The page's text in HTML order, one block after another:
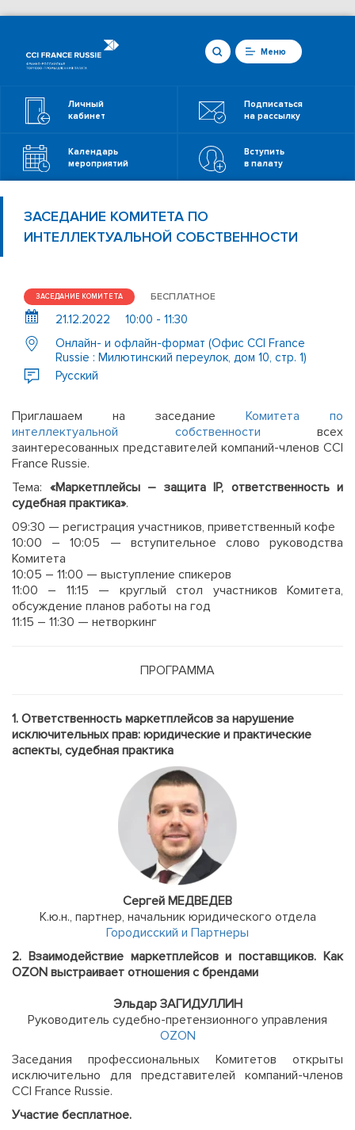
Меню
Личный
кабинет
Подписаться
на рассылку
Календарь
мероприятий
Вступить
в палату
ЗАСЕДАНИЕ КОМИТЕТА ПО
ИНТЕЛЛЕКТУАЛЬНОЙ СОБСТВЕННОСТИ
ЗАСЕДАНИЕ КОМИТЕТА БЕСПЛАТНОЕ
21.12.2022
10:00 - 11:30
Онлайн- и офлайн-формат (Офис CCI France
Russie : Милютинский переулок, дом 10, стр. 1)
Русский
Приглашаем на заседание Комитета по
интеллектуальной собственности всех
заинтересованных представителей компаний-членов CCI
France Russie.
Тема: «Маркетплейсы – защита IP, ответственность и
судебная практика».
09:30 — регистрация участников, приветственный кофе
10:00 – 10:05 — вступительное слово руководства
Комитета
10:05 – 11:00 — выступление спикеров
11:00 – 11:15 — круглый стол участников Комитета,
обсуждение планов работы на год
11:15 – 11:30 — нетворкинг
ПРОГРАММА
1. Ответственность маркетплейсов за нарушение
исключительных прав: юридические и практические
аспекты, судебная практика
Cергей МЕДВЕДЕВ
К.ю.н., партнер, начальник юридического отдела
Городисский и Партнеры
2. Взаимодействие маркетплейсов и поставщиков. Как
OZON выстраивает отношения с брендами
Эльдар ЗАГИДУЛЛИН
Руководитель судебно-претензионного управления
OZON
Заседания профессиональных Комитетов открыты
исключительно для представителей компаний-членов
CCI France Russie.
Участие бесплатное.